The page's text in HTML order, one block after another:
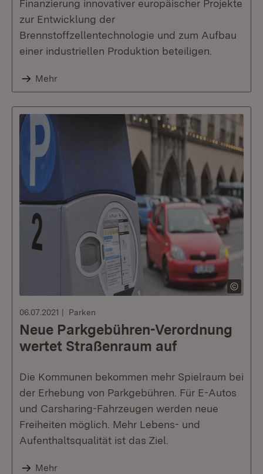
Finanzierung innovativer europäischer Projekte
zur Entwicklung der
Brennstoffzellentechnologie und zum Aufbau
einer industriellen Produktion beteiligen.
Mehr
06.07.2021 Parken
Neue Parkgebühren-Verordnung
wertet Straßenraum auf
Die Kommunen bekommen mehr Spielraum bei
der Erhebung von Parkgebühren. Für E-Autos
und Carsharing-Fahrzeugen werden neue
Freiheiten möglich. Mehr Lebens- und
Aufenthaltsqualität ist das Ziel.
Mehr